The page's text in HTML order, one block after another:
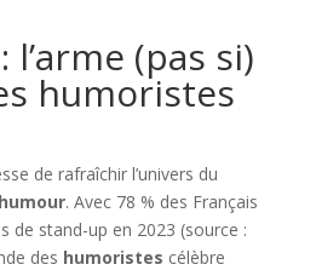
l’arme (pas si)
humoristes
de rafraîchir l’univers du
. Avec 78 % des Français
de stand-up en 2023 (source :
des humoristes célèbre